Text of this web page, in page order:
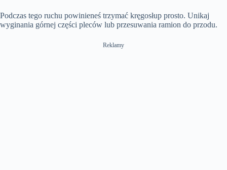
Podczas tego ruchu powinieneś trzymać kręgosłup prosto. Unikaj
wyginania górnej części pleców lub przesuwania ramion do przodu.
Reklamy